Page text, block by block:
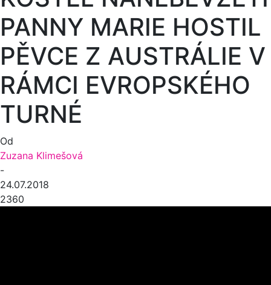
PANNY MARIE HOSTIL
PĚVCE Z AUSTRÁLIE V
RÁMCI EVROPSKÉHO
TURNÉ
Od
Zuzana Klimešová
-
24.07.2018
2360